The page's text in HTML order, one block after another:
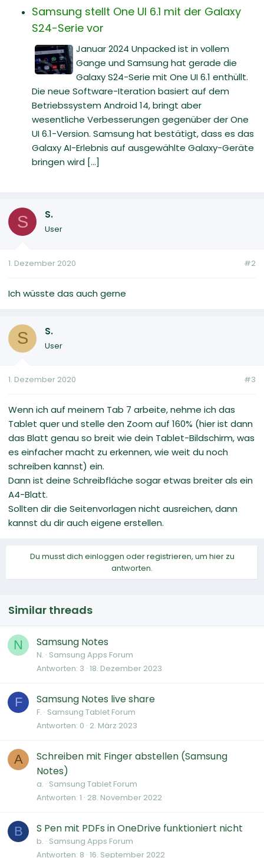
Samsung stellt One UI 6.1 mit der Galaxy
S24-Serie vor
Januar 2024 Unpacked ist in vollem
Gange und Samsung hat gerade die
Galaxy S24-Serie mit One UI 6.1 enthüllt.
Die neue Software-Iteration basiert auf dem
Betriebssystem Android 14, bringt aber
wesentliche Verbesserungen gegenüber der One
UI 6.1-Version. Samsung hat bestätigt, dass es das
Galaxy AI-Erlebnis auf ausgewählte Galaxy-Geräte
bringen wird [...]
S S.
User
1. Dezember 2020 #2
Ich wüsste das auch gerne
S S.
User
1. Dezember 2020 #3
Wenn ich auf meinem Tab 7 arbeite, nehme ich das
Tablet quer und stelle den Zoom auf 160% (hier ist dann
das Blatt genau so breit wie dein Tablet-Bildschirm, was
es einfacher macht zu erkennen, wie weit du noch
schreiben kannst) ein.
Dann ist deine Schreibfläche sogar etwas breiter als ein
A4-Blatt.
Sollten dir die Seitenvorlagen nicht ausreichen, dann
kannst du dir auch eigene erstellen.
Du musst dich einloggen oder registrieren, um hier zu
antworten.
Similar threads
N Samsung Notes
N. Samsung Apps Forum
Antworten 3 18. Dezember 2023
F Samsung Notes live share
F. Samsung Tablet Forum
Antworten 0 2. März 2023
A
Schreiben mit Finger abstellen (Samsung
Notes)
a. Samsung Tablet Forum
Antworten 1 28. November 2022
B S Pen mit PDFs in OneDrive funktioniert nicht
b. Samsung Apps Forum
Antworten 8 16. September 2022